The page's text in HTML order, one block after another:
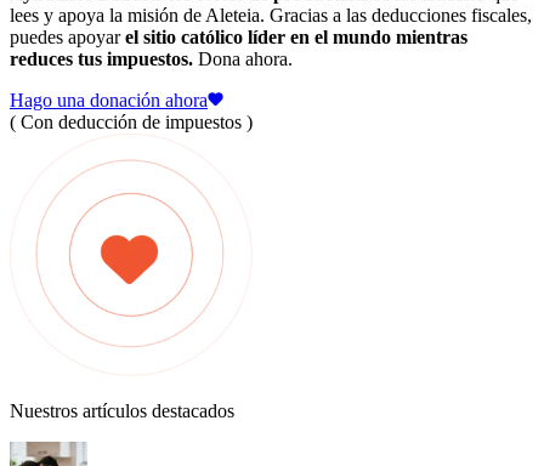
lees y apoya la misión de Aleteia. Gracias a las deducciones fiscales,
puedes apoyarel sitio católico líder en el mundo mientras
reduces tus impuestos. Dona ahora.
Hago una donación ahora
( Con deducción de impuestos )
Nuestros artículos destacados